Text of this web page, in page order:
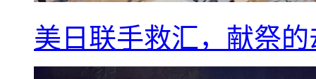
美日联手救汇，献祭